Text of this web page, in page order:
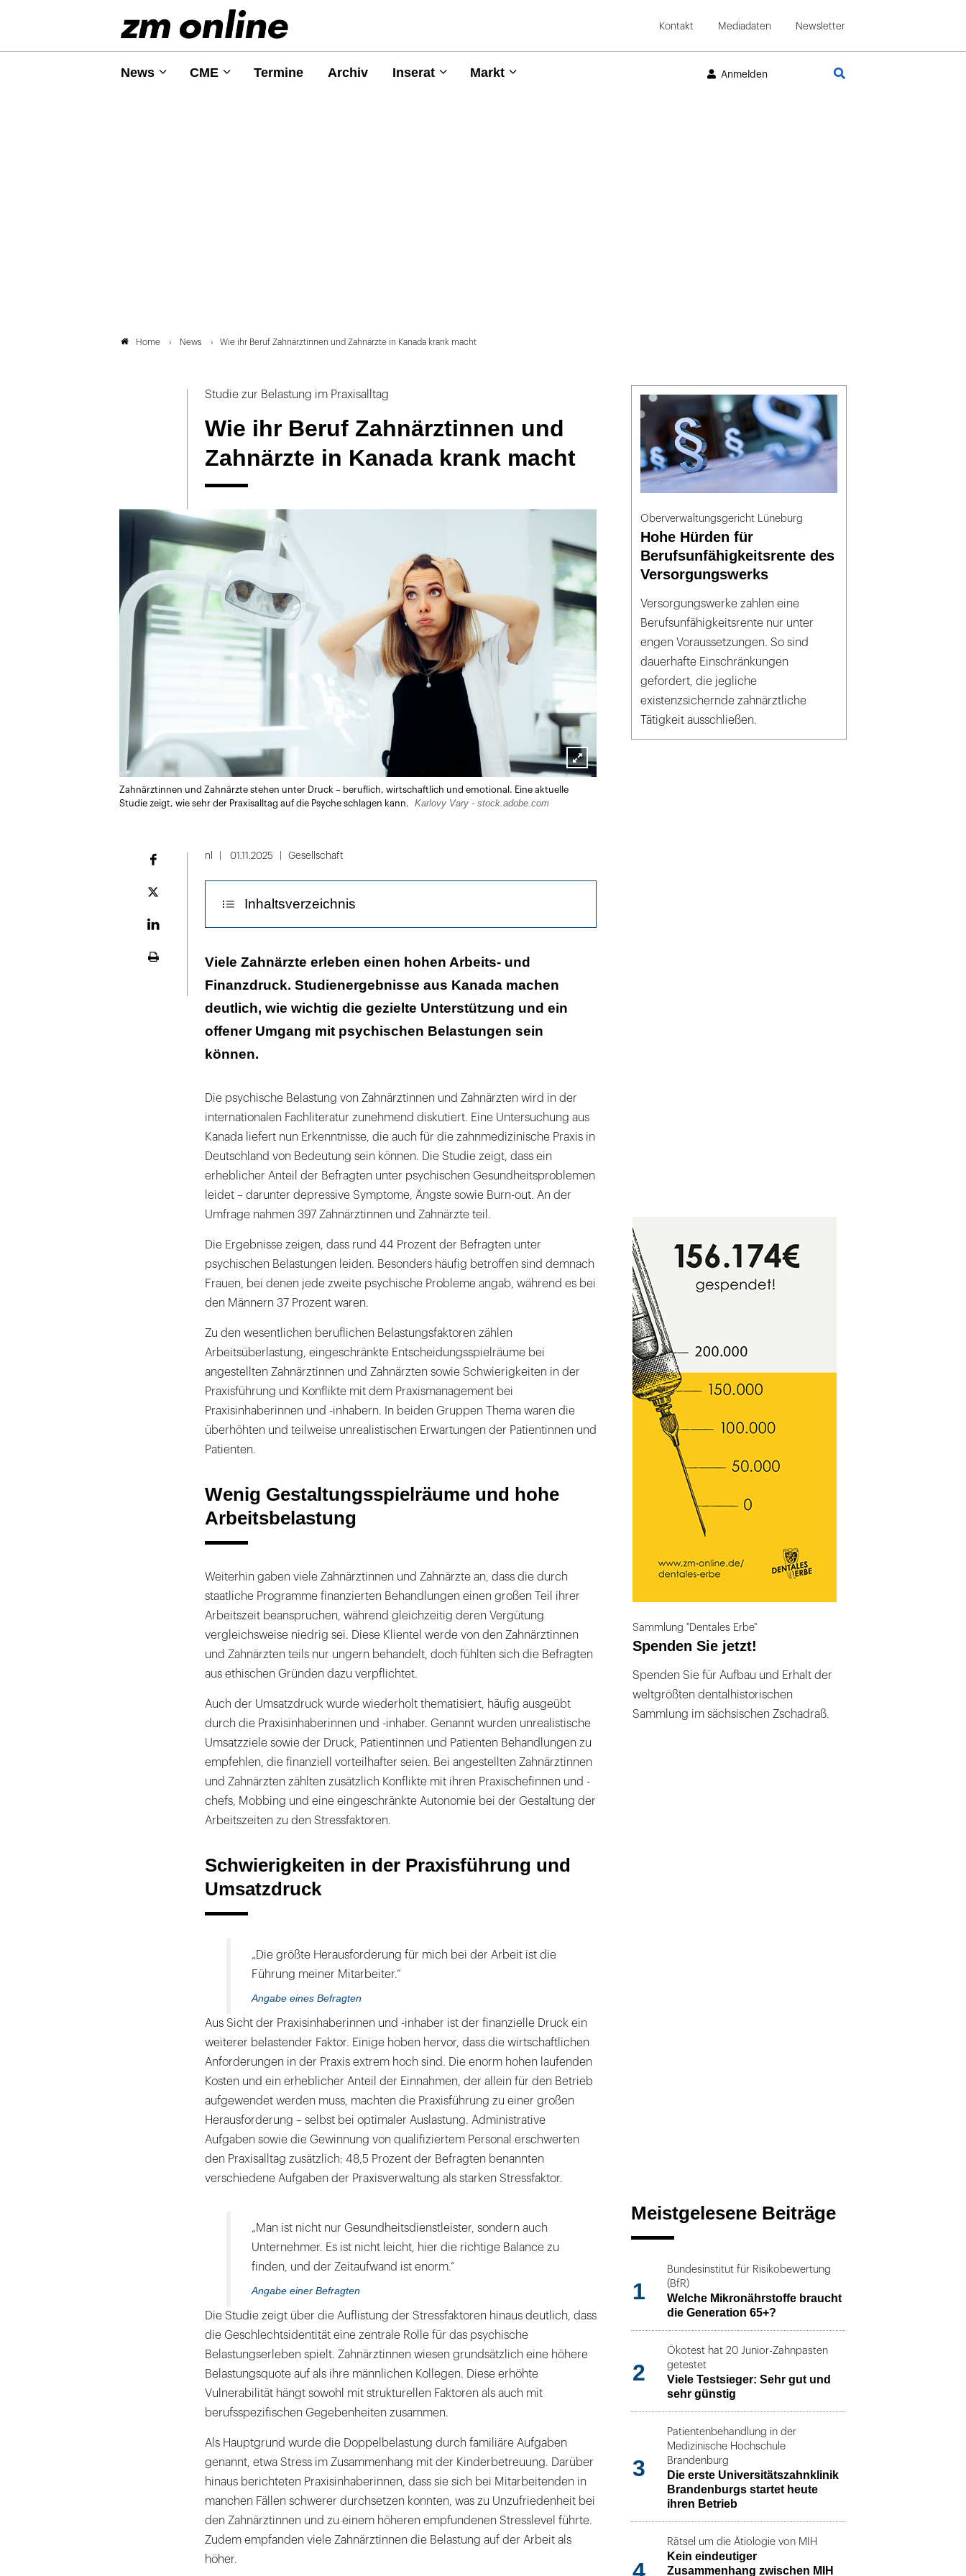
Kontakt Mediadaten Newsletter
News CME Termine Archiv Inserat Markt Anmelden
Home News Wie ihr Beruf Zahnärztinnen und Zahnärzte in Kanada krank macht
Studie zur Belastung im Praxisalltag
Wie ihr Beruf Zahnärztinnen und
Zahnärzte in Kanada krank macht
Lightbox
öffnen
Zahnärztinnen und Zahnärzte stehen unter Druck – beruflich, wirtschaftlich und emotional. Eine aktuelle
Studie zeigt, wie sehr der Praxisalltag auf die Psyche schlagen kann.
Karlovy Vary - stock.adobe.com
Plattform
nl 01.11.2025 Gesellschaft
Inhaltsverzeichnis
Wenig Gestaltungsspielräume und hohe Arbeitsbelastung
Schwierigkeiten in der Praxisführung und Umsatzdruck
Fazit
Viele Zahnärzte erleben einen hohen Arbeits- und
Finanzdruck. Studienergebnisse aus Kanada machen
deutlich, wie wichtig die gezielte Unterstützung und ein
offener Umgang mit psychischen Belastungen sein
können.
Die psychische Belastung von Zahnärztinnen und Zahnärzten wird in der
internationalen Fachliteratur zunehmend diskutiert. Eine Untersuchung aus
Kanada liefert nun Erkenntnisse, die auch für die zahnmedizinische Praxis in
Deutschland von Bedeutung sein können. Die Studie zeigt, dass ein
erheblicher Anteil der Befragten unter psychischen Gesundheitsproblemen
leidet – darunter depressive Symptome, Ängste sowie Burn-out. An der
Umfrage nahmen 397 Zahnärztinnen und Zahnärzte teil.
Die Ergebnisse zeigen, dass rund 44 Prozent der Befragten unter
psychischen Belastungen leiden. Besonders häufig betroffen sind demnach
Frauen, bei denen jede zweite psychische Probleme angab, während es bei
den Männern 37 Prozent waren.
Zu den wesentlichen beruflichen Belastungsfaktoren zählen
Arbeitsüberlastung, eingeschränkte Entscheidungsspielräume bei
angestellten Zahnärztinnen und Zahnärzten sowie Schwierigkeiten in der
Praxisführung und Konflikte mit dem Praxismanagement bei
Praxisinhaberinnen und -inhabern. In beiden Gruppen Thema waren die
überhöhten und teilweise unrealistischen Erwartungen der Patientinnen und
Patienten.
Wenig Gestaltungsspielräume und hohe
Arbeitsbelastung
Weiterhin gaben viele Zahnärztinnen und Zahnärzte an, dass die durch
staatliche Programme finanzierten Behandlungen einen großen Teil ihrer
Arbeitszeit beanspruchen, während gleichzeitig deren Vergütung
vergleichsweise niedrig sei. Diese Klientel werde von den Zahnärztinnen
und Zahnärzten teils nur ungern behandelt, doch fühlten sich die Befragten
aus ethischen Gründen dazu verpflichtet.
Auch der Umsatzdruck wurde wiederholt thematisiert, häufig ausgeübt
durch die Praxisinhaberinnen und -inhaber. Genannt wurden unrealistische
Umsatzziele sowie der Druck, Patientinnen und Patienten Behandlungen zu
empfehlen, die finanziell vorteilhafter seien. Bei angestellten Zahnärztinnen
und Zahnärzten zählten zusätzlich Konflikte mit ihren Praxischefinnen und -
chefs, Mobbing und eine eingeschränkte Autonomie bei der Gestaltung der
Arbeitszeiten zu den Stressfaktoren.
Schwierigkeiten in der Praxisführung und
Umsatzdruck
„Die größte Herausforderung für mich bei der Arbeit ist die
Führung meiner Mitarbeiter.“
Angabe eines Befragten
Aus Sicht der Praxisinhaberinnen und -inhaber ist der finanzielle Druck ein
weiterer belastender Faktor. Einige hoben hervor, dass die wirtschaftlichen
Anforderungen in der Praxis extrem hoch sind. Die enorm hohen laufenden
Kosten und ein erheblicher Anteil der Einnahmen, der allein für den Betrieb
aufgewendet werden muss, machten die Praxisführung zu einer großen
Herausforderung – selbst bei optimaler Auslastung. Administrative
Aufgaben sowie die Gewinnung von qualifiziertem Personal erschwerten
den Praxis­alltag zusätzlich: 48,5 Prozent der Befragten benannten
verschiedene Aufgaben der Praxisverwaltung als starken Stressfaktor.
„Man ist nicht nur Gesundheitsdienstleister, sondern auch
Unternehmer. Es ist nicht leicht, hier die richtige Balance zu
finden, und der Zeitaufwand ist enorm.“
Angabe einer Befragten
Die Studie zeigt über die Auflistung der Stressfaktoren hinaus deutlich, dass
die Geschlechtsidentität eine zentrale Rolle für das psychische
Belastungserleben spielt. Zahnärztinnen wiesen grundsätzlich eine höhere
Belastungsquote auf als ihre männlichen Kollegen. Diese erhöhte
Vulnerabilität hängt sowohl mit strukturellen Faktoren als auch mit
berufsspezifischen Gegebenheiten zusammen.
Als Hauptgrund wurde die Doppelbelastung durch familiäre Aufgaben
genannt, etwa Stress im Zusammenhang mit der Kinderbetreuung. Darüber
hinaus berichteten Praxisinhaberinnen, dass sie sich bei Mitarbeitenden in
manchen Fällen schwerer durchsetzen konnten, was zu Unzufriedenheit bei
den Zahnärztinnen und zu einem höheren empfundenen Stresslevel führte.
Zudem empfanden viele Zahnärztinnen die Belastung auf der Arbeit als
höher.
Oberverwaltungsgericht Lüneburg
Hohe Hürden für
Berufsunfähigkeitsrente des
Versorgungswerks
Versorgungswerke zahlen eine
Berufsunfähigkeitsrente nur unter
engen Voraussetzungen. So sind
dauerhafte Einschränkungen
gefordert, die jegliche
existenzsichernde zahnärztliche
Tätigkeit ausschließen.
Sammlung "Dentales Erbe"
Spenden Sie jetzt!
Spenden Sie für Aufbau und Erhalt der
weltgrößten dentalhistorischen
Sammlung im sächsischen Zschadraß.
Meistgelesene Beiträge
1
Bundesinstitut für Risikobewertung
(BfR)
Welche Mikronährstoffe braucht
die Generation 65+?
2
Ökotest hat 20 Junior-Zahnpasten
getestet
Viele Testsieger: Sehr gut und
sehr günstig
3
Patientenbehandlung in der
Medizinische Hochschule
Brandenburg
Die erste Universitätszahnklinik
Brandenburgs startet heute
ihren Betrieb
4
Rätsel um die Ätiologie von MIH
Kein eindeutiger
Zusammenhang zwischen MIH